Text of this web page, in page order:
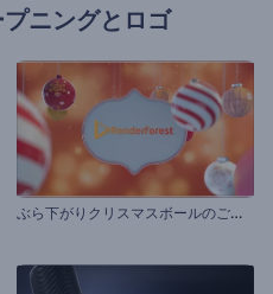
ニングとロゴ
ぶ
ら下がりクリスマスボールのご挨拶動画